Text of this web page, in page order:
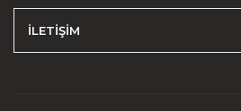
İLETİŞİM